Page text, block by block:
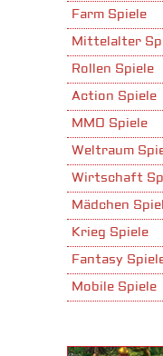
Farm Spiele
Mittelalter
Rollen Spiele
Action Spiele
MMO Spiele
Weltraum
Wirtschaft
Mädchen
Krieg Spiele
Fantasy
Mobile Spiele